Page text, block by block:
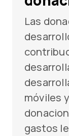
Las
móviles
gastos